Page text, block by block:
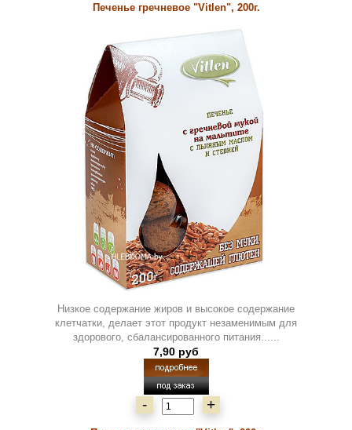
Печенье гречневое "Vitlen", 200г.
Низкое содержание жиров и высокое содержание
клетчатки, делает этот продукт незаменимым для
здорового, сбалансированного питания......
7,90 руб
- +